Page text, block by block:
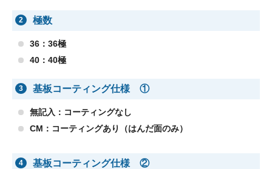
2 極数
36：36極
40：40極
3 基板コーティング仕様 ①
無記入：コーティングなし
CM：コーティングあり（はんだ面のみ）
4 基板コーティング仕様 ②